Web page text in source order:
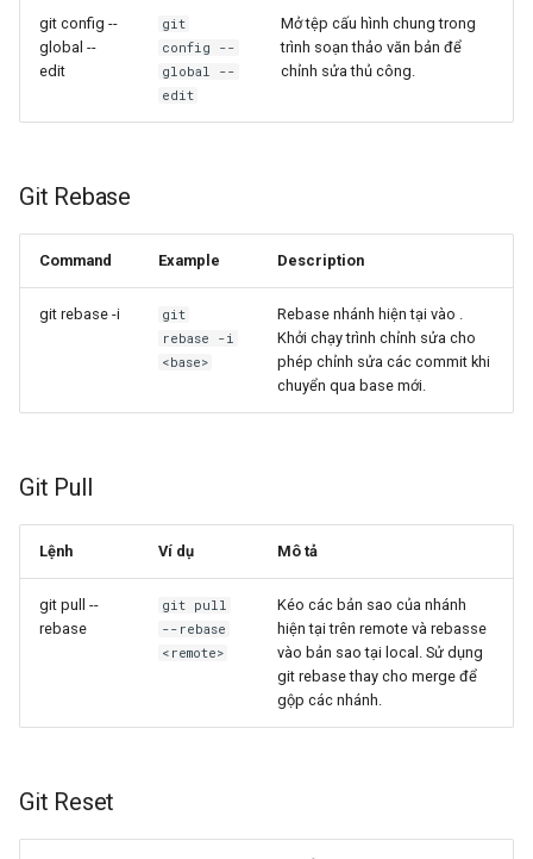
git config --
global --
edit
git
config --
global --
edit
Mở tệp cấu hình chung trong
trình soạn thảo văn bản để
chỉnh sửa thủ công.
Git Rebase
Command Example Description
git rebase -i
git
rebase -i
<base>
Rebase nhánh hiện tại vào
Khởi chạy trình chỉnh sửa cho
phép chỉnh sửa các commit khi
chuyển qua base mới.
Git Pull
Lệnh Ví dụ Mô tả
git pull --
rebase
git pull
--rebase
<remote>
Kéo các bản sao của nhánh
hiện tại trên remote và rebasse
vào bản sao tại local. Sử dụng
git rebase thay cho merge để
gộp các nhánh.
Git Reset